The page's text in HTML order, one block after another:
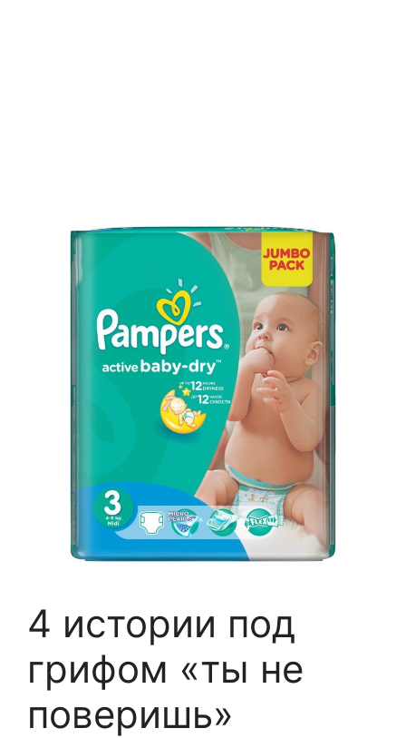
4 истории под
грифом «ты не
поверишь»